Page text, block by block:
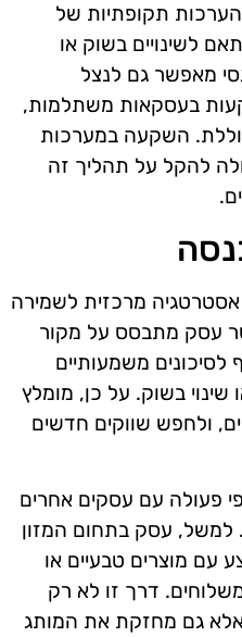
תקופתיות של
לשינויים בשוק או
מאפשר גם לנצל
בעסקאות משתלמות,
השקעה במערכות
להקל על תהליך זה
אסטרטגיה מרכזית לשמירה
עסק מתבסס על מקור
משמעותיים
בשוק. על כן, מומלץ
ולחפש שווקים חדשים
פעולה עם עסקים אחרים
עסק בתחום המזון
עם מוצרים טבעיים או
דרך זו לא רק
גם מחזקת את המותג